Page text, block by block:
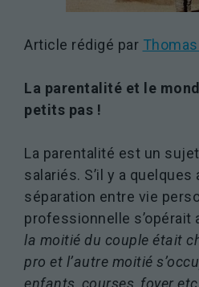
Article rédigé par Thomas
La parentalité et le
petits pas !
La parentalité est un
salariés. S’il y a quelques
séparation entre vie
professionnelle s’opérait
la moitié du couple était
pro et l’autre moitié